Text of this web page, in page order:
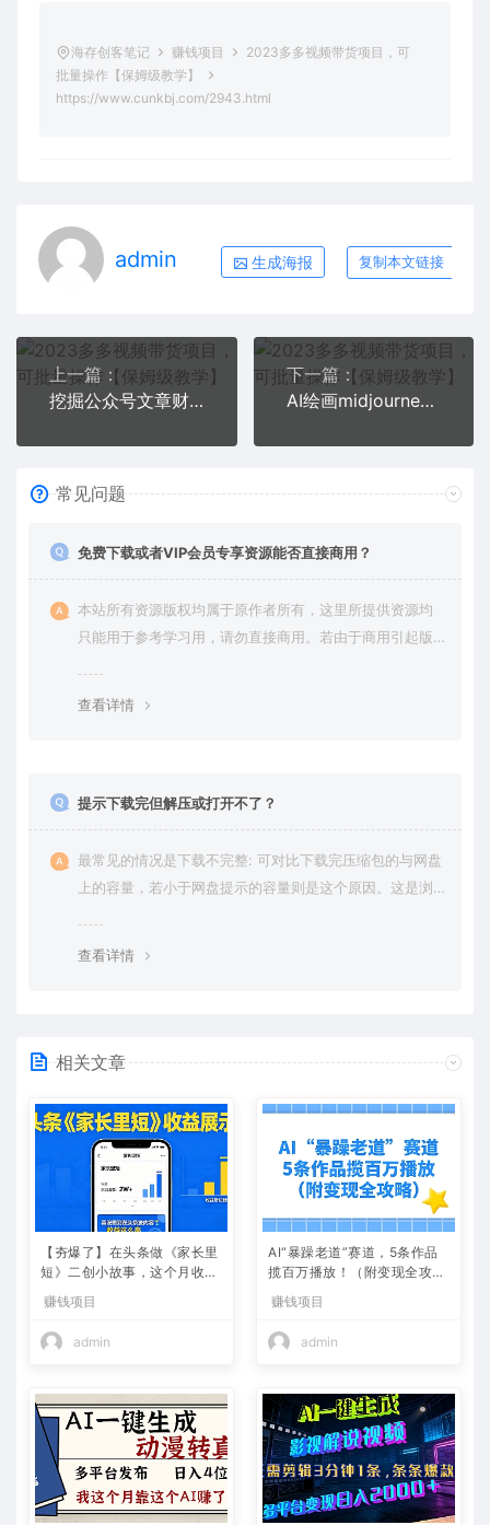
海存创客笔记 赚钱项目
2023多多视频带货项目，可
批量操作【保姆级教学】
https://www.cunkbj.com/2943.html
admin 生成海报 复制本文链接
上一篇：
挖掘公众号文章财富，冷门抱利技术，让你轻松月入过万
下一篇：
AI绘画midjourney系统课，新手从0-1完整保姆级教程
常见问题
免费下载或者VIP会员专享资源能否直接商用？
本站所有资源版权均属于原作者所有，这里所提供资源均
只能用于参考学习用，请勿直接商用。若由于商用引起版
查看详情
提示下载完但解压或打开不了？
最常见的情况是下载不完整: 可对比下载完压缩包的与网盘
上的容量，若小于网盘提示的容量则是这个原因。这是浏
查看详情
相关文章
【夯爆了】在头条做《家长里
短》二创小故事，这个月收益
2w+
赚钱项目
admin
AI“暴躁老道”赛道，5条作品
揽百万播放！（附变现全攻
略）
赚钱项目
admin